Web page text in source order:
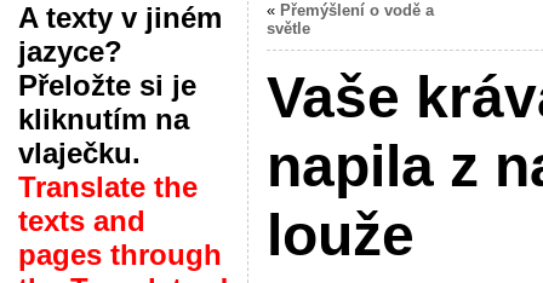
A texty v jiném
jazyce?
Přeložte si je
kliknutím na
vlaječku.
Translate the
texts and
pages through
« Přemýšlení o vodě a
světle
Vaše
napila z
louže